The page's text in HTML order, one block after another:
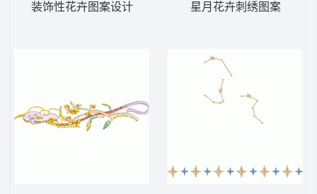
装饰性花卉图案设计 星月花卉刺绣图案